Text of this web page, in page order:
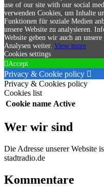
use of our site with our social
verwenden Cookies, um Inhalte
Funktionen für soziale Medien
unsere Website zu analysieren.
Website geben wir auch an
Analysen weiter. View more
Cookies settings
Accept
Privacy & Cookie policy
Privacy & Cookies policy
Cookies list
Cookie name Active
Wer wir sind
Die Adresse unserer Website
stadtradio.de
Kommentare